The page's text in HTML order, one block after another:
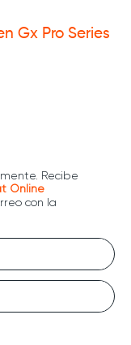
Gx Pro Series